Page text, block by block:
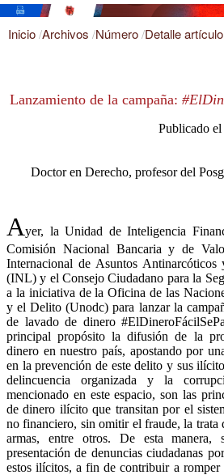
Inicio/Archivos /Número/Detalle artículo